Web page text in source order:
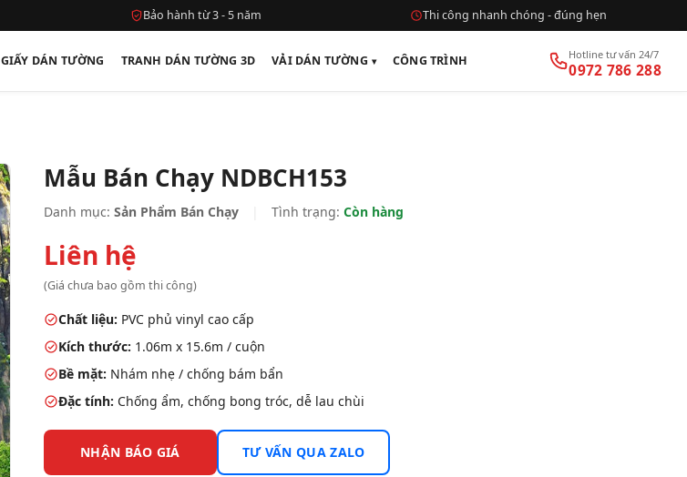
Bảo hành từ 3 - 5 năm Thi công nhanh chóng - đúng hẹn
GIẤY DÁN TƯỜNG TRANH DÁN TƯỜNG 3D VẢI DÁN TƯỜNG CÔNG TRÌNH Hotline tư vấn 24/7
0972 786 288
Mẫu Bán Chạy NDBCH153
Danh mục: Sản Phẩm Bán Chạy Tình trạng: Còn hàng
Liên hệ
(Giá chưa bao gồm thi công)
Chất liệu: PVC phủ vinyl cao cấp
Kích thước: 1.06m x 15.6m / cuộn
Bề mặt: Nhám nhẹ / chống bám bẩn
Đặc tính: Chống ẩm, chống bong tróc, dễ lau chùi
NHẬN BÁO GIÁ TƯ VẤN QUA ZALO